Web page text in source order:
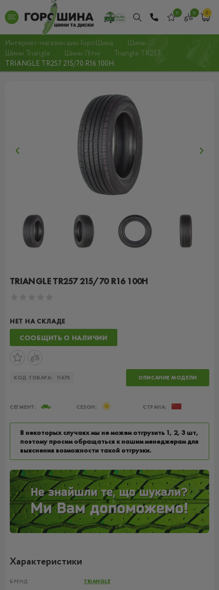
0 0 0
Интернет-магазин шин ГороШина
Шины
Шины Triangle
Шины Літні
Triangle TR257
TRIANGLE TR257 215/70 R16 100H
TRIANGLE TR257 215/70 R16 100H
НЕТ НА СКЛАДЕ
СООБЩИТЬ О НАЛИЧИИ
КОД ТОВАРА: 11673 ОПИСАНИЕ МОДЕЛИ
СЕГМЕНТ: СЕЗОН: СТРАНА:
В некоторых случаях мы не можем отгрузить 1, 2, 3 шт,
поэтому просим обращаться к нашим менеджерам для
выяснения возможности такой отгрузки.
Характеристики
БРЕНД TRIANGLE